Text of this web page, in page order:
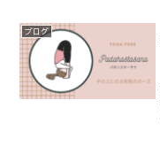
ブログ